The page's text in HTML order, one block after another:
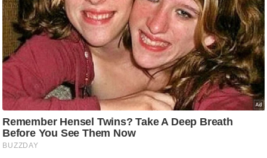
रि
ले
श
न
शि
प
रा
ज
नी
ति